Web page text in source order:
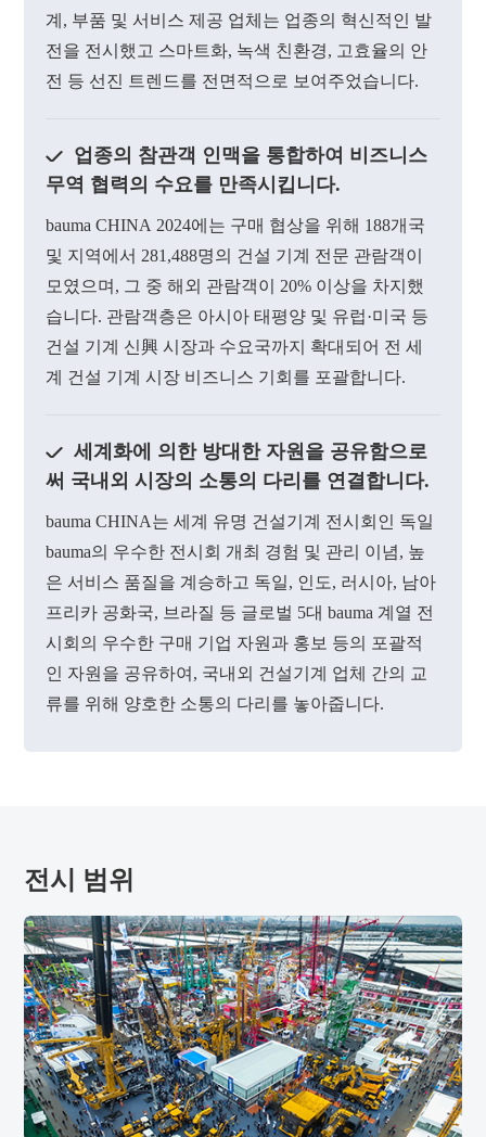
계, 부품 및 서비스 제공 업체는 업종의 혁신적인 발
전을 전시했고 스마트화, 녹색 친환경, 고효율의 안
전 등 선진 트렌드를 전면적으로 보여주었습니다.
업종의 참관객 인맥을 통합하여 비즈니스
무역 협력의 수요를 만족시킵니다.
baumaCHINA 2024에는 구매 협상을 위해 188개국
및 지역에서 281,488명의 건설 기계 전문 관람객이
모였으며, 그 중 해외 관람객이 20% 이상을 차지했
습니다. 관람객층은 아시아 태평양 및 유럽·미국 등
건설 기계 신興 시장과 수요국까지 확대되어 전 세
계 건설 기계 시장 비즈니스 기회를 포괄합니다.
세계화에 의한 방대한 자원을 공유함으로
써 국내외 시장의 소통의 다리를 연결합니다.
baumaCHINA는 세계 유명 건설기계 전시회인 독일
bauma의 우수한 전시회 개최 경험 및 관리 이념, 높
은 서비스 품질을 계승하고 독일, 인도, 러시아, 남아
프리카 공화국, 브라질 등 글로벌 5대 bauma 계열 전
시회의 우수한 구매 기업 자원과 홍보 등의 포괄적
인 자원을 공유하여, 국내외 건설기계 업체 간의 교
류를 위해 양호한 소통의 다리를 놓아줍니다.
전시 범위